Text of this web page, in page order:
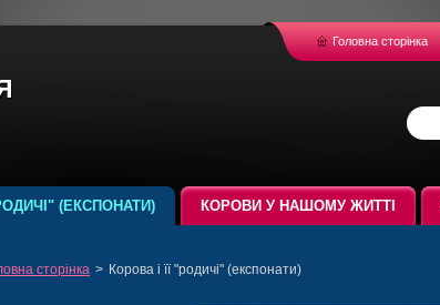
сторінка > Корова і її "родичі" (експонати)
(ЕКСПОНАТИ) КОРОВИ У НАШОМУ ЖИТТІ
Головна сторінка